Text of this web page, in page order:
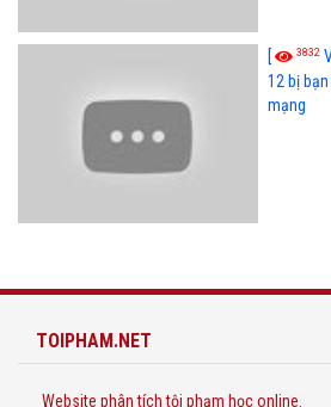
[ 3832
12 bị
mạng
TOIPHAM.NET
Website phân tích tội phạm học online.